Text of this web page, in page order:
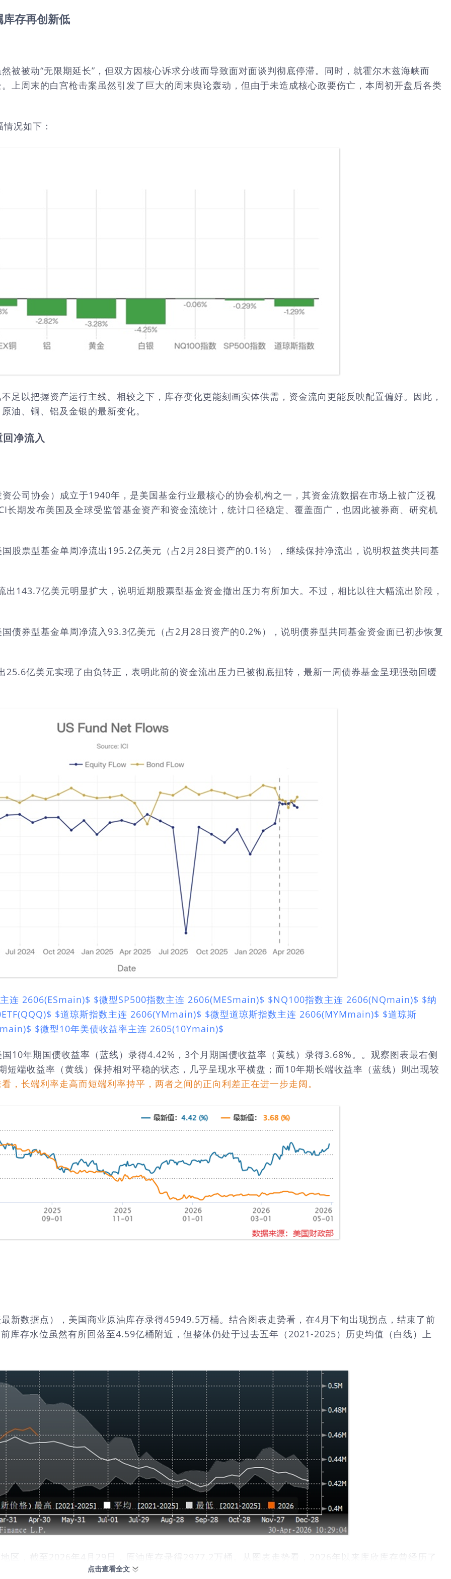
存再创新低
被被动“无限期延长”，但双方因核心诉求分歧而导致面对面谈判彻底停滞。同时，就霍尔木兹海峡而
上周末的白宫枪击案虽然引发了巨大的周末舆论轰动，但由于未造成核心政要伤亡，本周初开盘后各类
况如下：
足以把握资产运行主线。相较之下，库存变化更能刻画实体供需，资金流向更能反映配置偏好。因此，
油、铜、铝及金银的最新变化。
净流入
司协会）成立于1940年，是美国基金行业最核心的协会机构之一，其资金流数据在市场上被广泛视
期发布美国及全球受监管基金资产和资金流统计，统计口径稳定、覆盖面广，也因此被券商、研究机
股票型基金单周净流出195.2亿美元（占2月28日资产的0.1%），继续保持净流出，说明权益类共同基
143.7亿美元明显扩大，说明近期股票型基金资金撤出压力有所加大。不过，相比以往大幅流出阶段，
债券型基金单周净流入93.3亿美元（占2月28日资产的0.2%），说明债券型共同基金资金面已初步恢复
亿美元实现了由负转正，表明此前的资金流出压力已被彻底扭转，最新一周债券基金呈现强劲回暖
连 2606(ESmain)$ $微型SP500指数主连 2606(MESmain)$ $NQ100指数主连 2606(NQmain)$ $纳
$道琼斯指数主连 2606(YMmain)$ $微型道琼斯指数主连 2606(MYMmain)$ $道琼斯
$微型10年美债收益率主连 2605(10Ymain)$
10年期国债收益率（蓝线）录得4.42%，3个月期国债收益率（黄线）录得3.68%。。观察图表最右侧
端收益率（黄线）保持相对平稳的状态，几乎呈现水平横盘；而10年期长端收益率（蓝线）则出现较
，长端利率走高而短端利率持平，两者之间的正向利差正在进一步走阔。
新数据点），美国商业原油库存录得45949.5万桶。结合图表走势看，在4月下旬出现拐点，结束了前
库存水位虽然有所回落至4.59亿桶附近，但整体仍处于过去五年（2021-2025）历史均值（白线）上
区，截至2026年4月29日，原油库存录得2977.2万桶。从图表走势看，2026年以来库欣库存曾经历了
为震荡，并出现了下降趋势。结合历史分位来看，当前库存绝对水平虽较年初大幅改善，但仍低于
点击查看全文